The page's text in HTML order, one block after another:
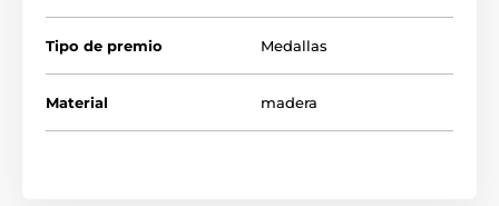
Tipo de premio Medallas
Material madera